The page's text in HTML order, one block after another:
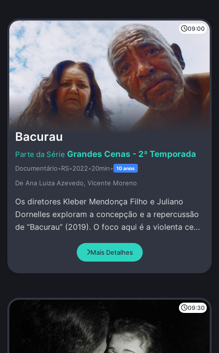
09:00
Bacurau
Grandes Cenas - 2ª Temporada
Documentário•RS•2022•20min• 10 anos
De Ana Luiza Azevedo, Vicente Moreno
Os diretores Kleber Mendonça Filho e Juliano
Dornelles exploram a concepção e a repercussão
de “Bacurau” (2019). O foco aqui é a violenta cena
Mais Detalhes
09:30